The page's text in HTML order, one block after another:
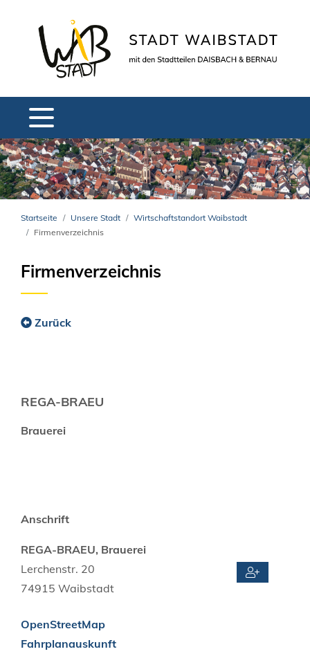
Startseite Unsere Stadt
Wirtschaftstandort Waibstadt
Firmenverzeichnis
Firmenverzeichnis
Zurück
REGA-BRAEU
Brauerei
Anschrift
REGA-BRAEU, Brauerei
Lerchenstr. 20
74915 Waibstadt
OpenStreetMap
Fahrplanauskunft